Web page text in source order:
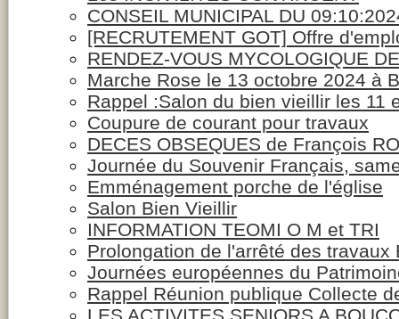
CONSEIL MUNICIPAL DU
[RECRUTEMENT GOT] Offre
RENDEZ-VOUS MYCOLOGIQUE
Marche Rose le 13 octobre 2024 à
Rappel :Salon du bien vieillir les 11
Coupure de courant pour travaux
DECES OBSEQUES de François
Journée du Souvenir Français,
Emménagement porche de l'église
Salon Bien Vieillir
INFORMATION TEOMI O M et TRI
Prolongation de l'arrêté des travaux
Journées européennes du
Rappel Réunion publique Collecte
LES ACTIVITES SENIORS A